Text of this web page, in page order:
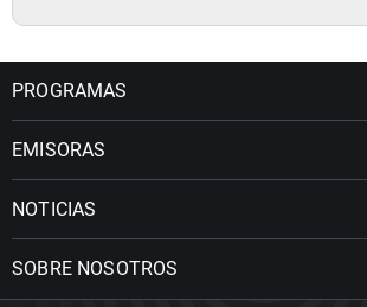
PROGRAMAS
EMISORAS
NOTICIAS
SOBRE NOSOTROS